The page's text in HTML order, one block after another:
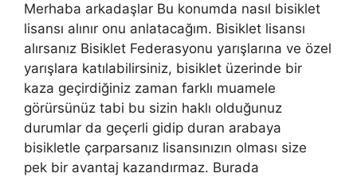
Merhaba arkadaşlar Bu konumda nasıl bisiklet
lisansı alınır onu anlatacağım. Bisiklet lisansı
alırsanız Bisiklet Federasyonu yarışlarına ve özel
yarışlara katılabilirsiniz, bisiklet üzerinde bir
kaza geçirdiğiniz zaman farklı muamele
görürsünüz tabi bu sizin haklı olduğunuz
durumlar da geçerli gidip duran arabaya
bisikletle çarparsanız lisansınızın olması size
pek bir avantaj kazandırmaz. Burada